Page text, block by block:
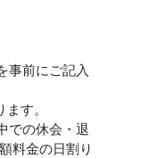
事前にご記入
す。
での休会・退
料金の日割り